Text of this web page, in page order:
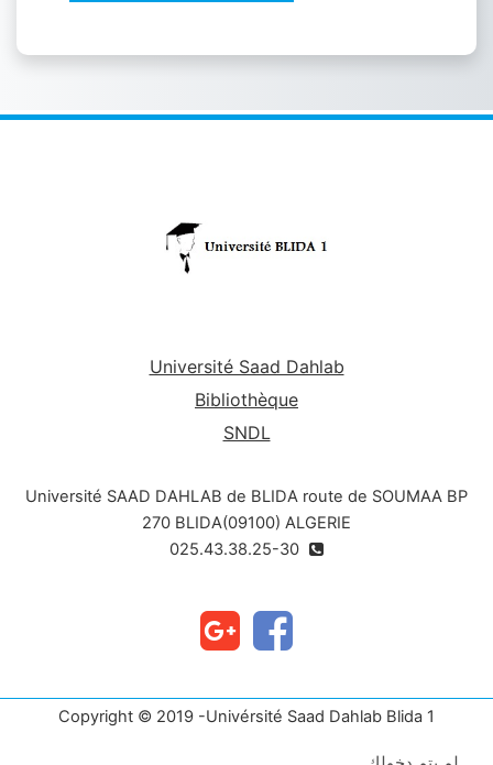
Université Saad Dahlab
Bibliothèque
SNDL
Université SAAD DAHLAB de BLIDA route de SOUMAA BP
270 BLIDA(09100) ALGERIE
Copyright © 2019 -Univérsité Saad Dahlab Blida 1